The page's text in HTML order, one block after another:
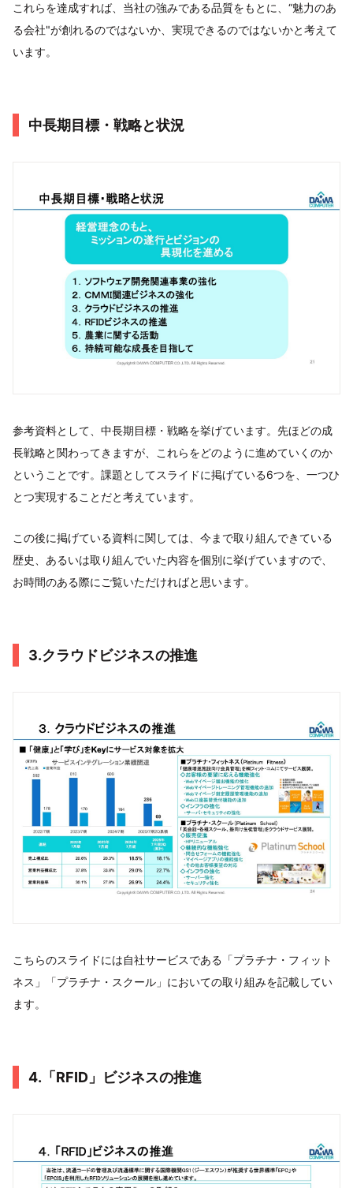
これらを達成すれば、当社の強みである品質をもとに、“魅力のあ
る会社"が創れるのではないか、実現できるのではないかと考えて
います。
中長期目標・戦略と状況
参考資料として、中長期目標・戦略を挙げています。先ほどの成
長戦略と関わってきますが、これらをどのように進めていくのか
ということです。課題としてスライドに掲げている6つを、一つひ
とつ実現することだと考えています。
この後に掲げている資料に関しては、今まで取り組んできている
歴史、あるいは取り組んでいた内容を個別に挙げていますので、
お時間のある際にご覧いただければと思います。
3.クラウドビジネスの推進
こちらのスライドには自社サービスである「プラチナ・フィット
ネス」「プラチナ・スクール」においての取り組みを記載してい
ます。
4.「RFID」ビジネスの推進